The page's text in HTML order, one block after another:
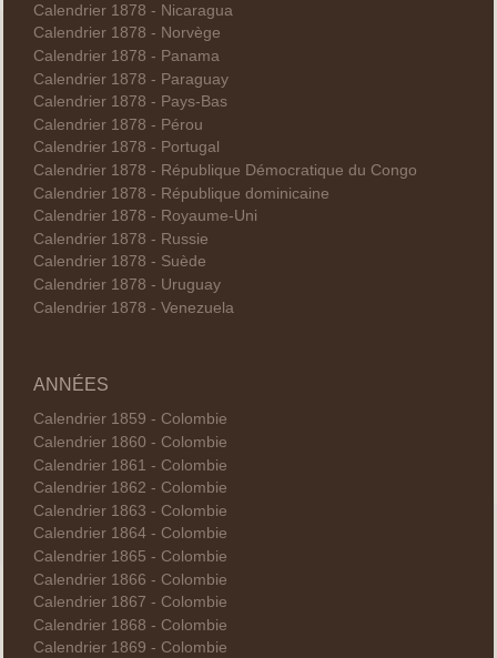
Calendrier 1878 - Nicaragua
Calendrier 1878 - Norvège
Calendrier 1878 - Panama
Calendrier 1878 - Paraguay
Calendrier 1878 - Pays-Bas
Calendrier 1878 - Pérou
Calendrier 1878 - Portugal
Calendrier 1878 - République Démocratique du Congo
Calendrier 1878 - République dominicaine
Calendrier 1878 - Royaume-Uni
Calendrier 1878 - Russie
Calendrier 1878 - Suède
Calendrier 1878 - Uruguay
Calendrier 1878 - Venezuela
ANNÉES
Calendrier 1859 - Colombie
Calendrier 1860 - Colombie
Calendrier 1861 - Colombie
Calendrier 1862 - Colombie
Calendrier 1863 - Colombie
Calendrier 1864 - Colombie
Calendrier 1865 - Colombie
Calendrier 1866 - Colombie
Calendrier 1867 - Colombie
Calendrier 1868 - Colombie
Calendrier 1869 - Colombie